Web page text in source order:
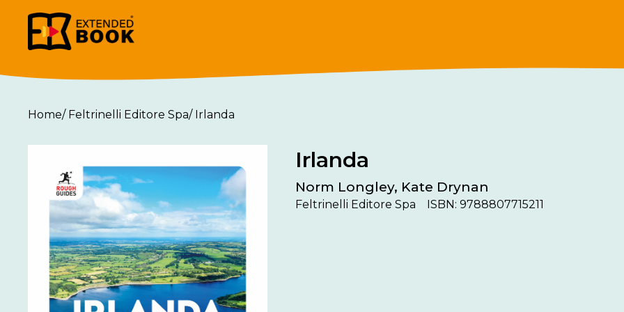
Home/ Feltrinelli Editore Spa/ Irlanda
Irlanda
Norm Longley, Kate Drynan
Feltrinelli Editore Spa ISBN: 9788807715211